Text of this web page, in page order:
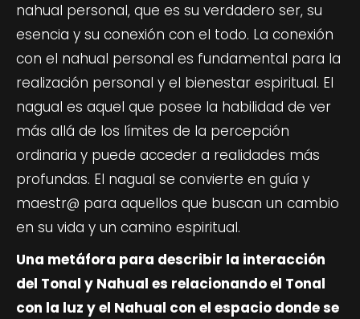
nahual personal, que es su verdadero ser, su
esencia y su conexión con el todo. La conexión
con el nahual personal es fundamental para la
realización personal y el bienestar espiritual. El
nagual es aquel que posee la habilidad de ver
más allá de los límites de la percepción
ordinaria y puede acceder a realidades más
profundas. El nagual se convierte en guía y
maestr@ para aquellos que buscan un cambio
en su vida y un camino espiritual.
Una metáfora para describir la interacción
del Tonal y Nahual es relacionando el Tonal
con la luz y el Nahual con el espacio donde se